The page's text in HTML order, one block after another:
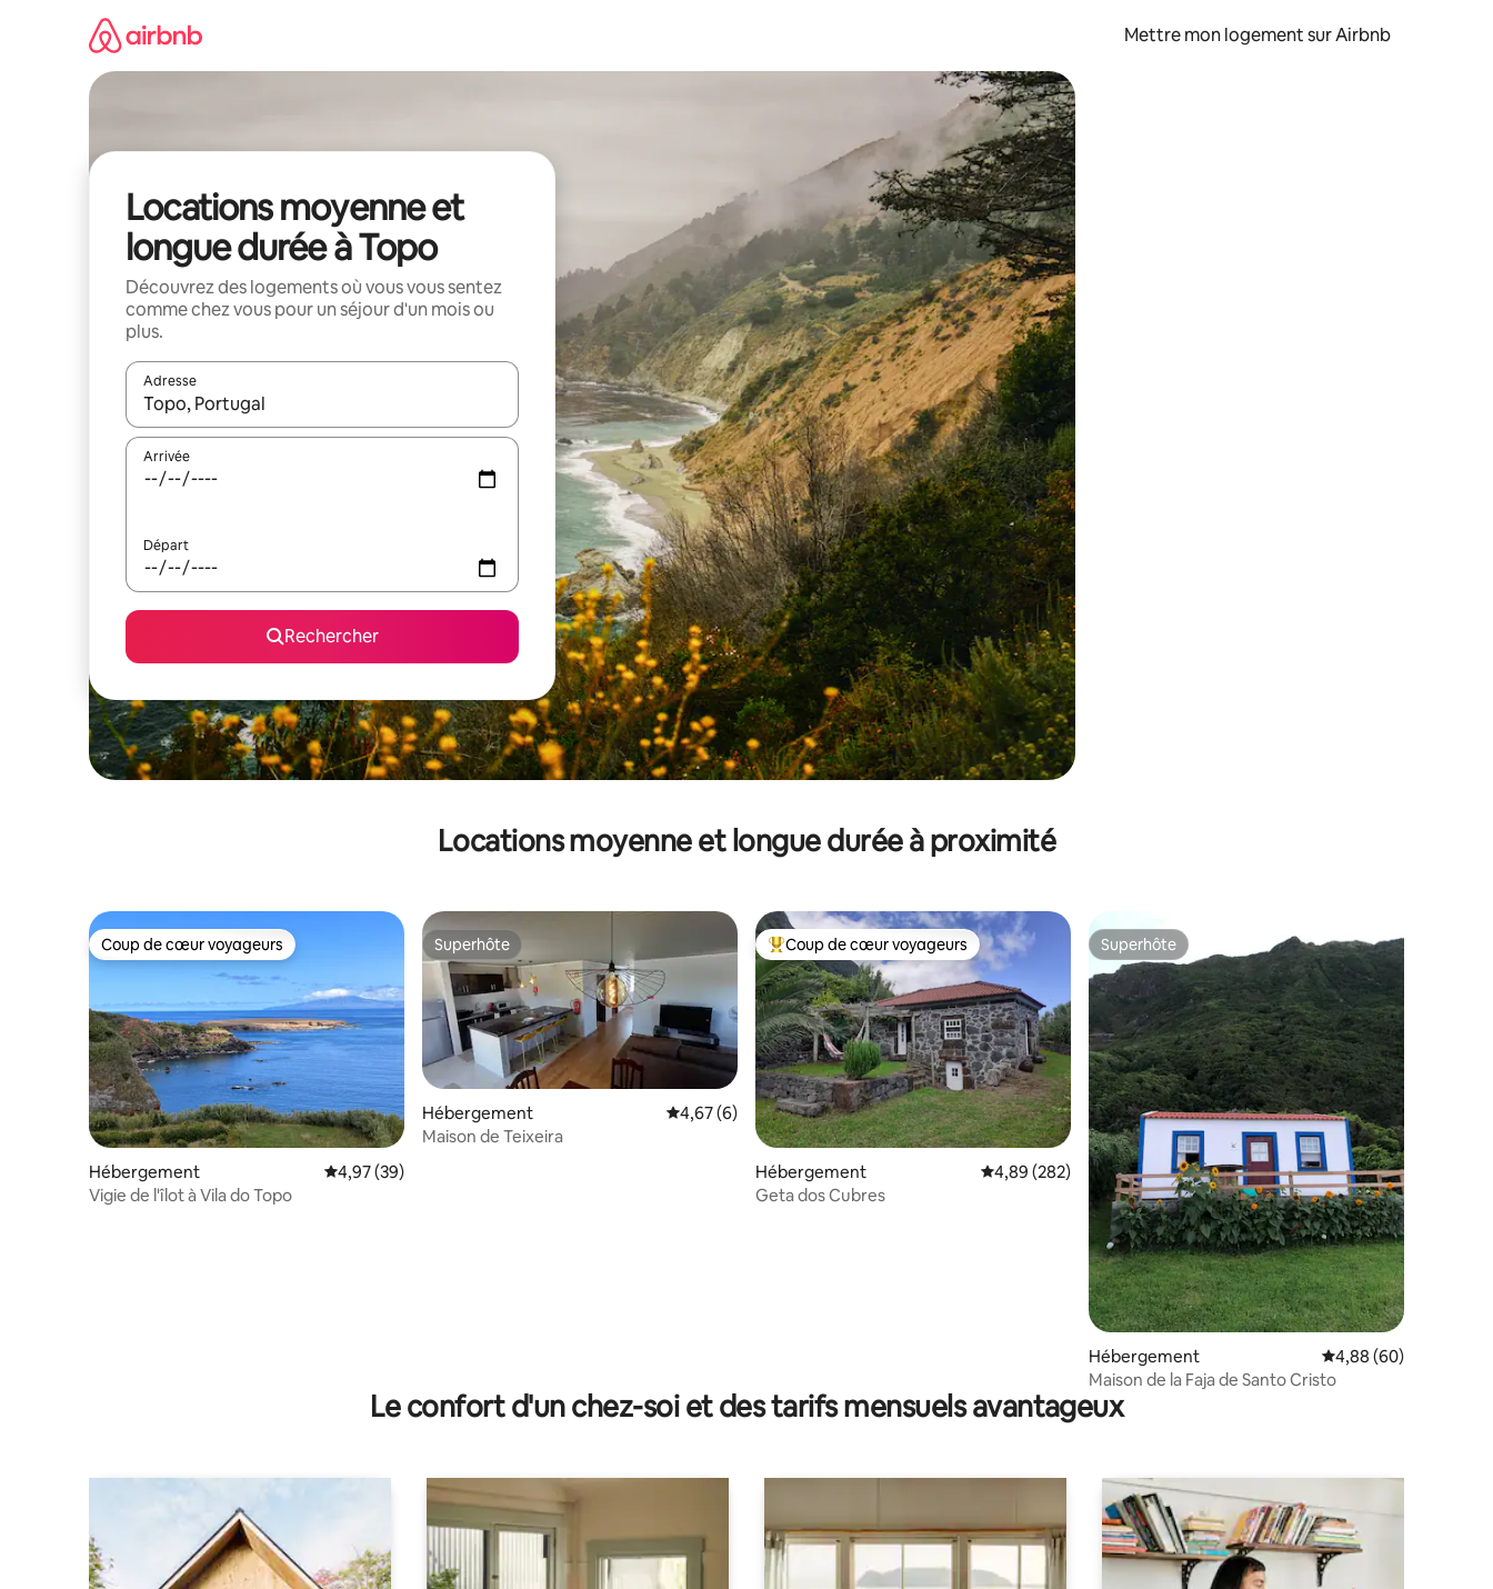
Mettre mon logement sur Airbnb
Locations moyenne et
longue durée à Topo
Découvrez des logements où vous vous sentez
comme chez vous pour un séjour d'un mois ou
plus.
Adresse
Lorsque les résultats s'affichent, utilisez les flèches vers le haut et vers le bas pour les parcourir ou en appuyant et en faisant glisser.
Arrivée
Départ
Rechercher
Locations moyenne et longue durée à proximité
Coup de cœur voyageurs
Coup de cœur voyageurs
Hébergement Évaluation moyenne sur la base de 39 commentaires : 4,97 sur 5
4,97 (39)
Vigie de l'îlot à Vila do Topo
Superhôte
Superhôte
Hébergement Évaluation moyenne sur la base de 6 commentaires : 4,67 sur 5
4,67 (6)
Maison de Teixeira
Coups de cœur voyageurs les plus appréciés
Coup de cœur voyageurs
Hébergement Évaluation moyenne sur la base de 282 commentaires : 4,89 sur 5
4,89 (282)
Geta dos Cubres
Superhôte
Superhôte
Hébergement Évaluation moyenne
4,88 (60)
Maison de la Faja de Santo Cristo
Le confort d'un chez-soi et des tarifs mensuels avantageux